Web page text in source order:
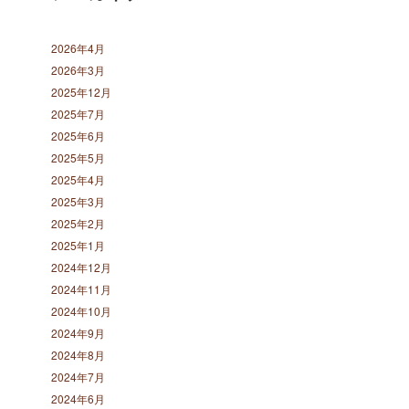
2026年4月
2026年3月
2025年12月
2025年7月
2025年6月
2025年5月
2025年4月
2025年3月
2025年2月
2025年1月
2024年12月
2024年11月
2024年10月
2024年9月
2024年8月
2024年7月
2024年6月